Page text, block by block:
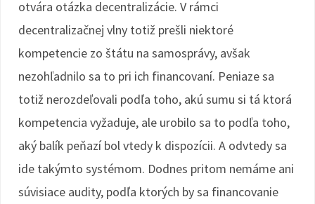
otvára otázka decentralizácie. V rámci
decentralizačnej vlny totiž prešli niektoré
kompetencie zo štátu na samosprávy, avšak
nezohľadnilo sa to pri ich financovaní. Peniaze sa
totiž nerozdeľovali podľa toho, akú sumu si tá ktorá
kompetencia vyžaduje, ale urobilo sa to podľa toho,
aký balík peňazí bol vtedy k dispozícii. A odvtedy sa
ide takýmto systémom. Dodnes pritom nemáme ani
súvisiace audity, podľa ktorých by sa financovanie